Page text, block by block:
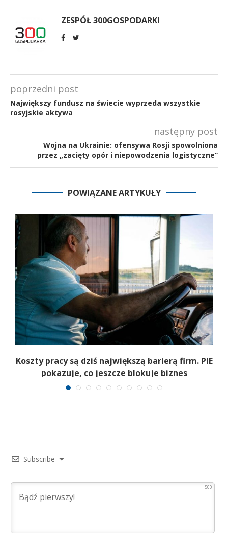
ZESPÓŁ 300GOSPODARKI
poprzedni post
Największy fundusz na świecie wyprzeda wszystkie
rosyjskie aktywa
następny post
Wojna na Ukrainie: ofensywa Rosji spowolniona
przez „zacięty opór i niepowodzenia logistyczne”
POWIĄZANE ARTYKUŁY
Koszty pracy są dziś największą barierą firm. PIE
pokazuje, co jeszcze blokuje biznes
Subscribe
500